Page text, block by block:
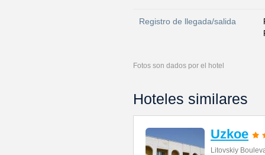
Registro de llegada/salida
Fotos son dados por el hotel
Hoteles similares
Uzkoe
Litovskiy